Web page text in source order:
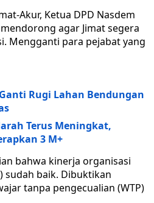
Akur, Ketua DPD Nasdem
agar Jimat segera
Mengganti para pejabat yang
Rugi Lahan Bendungan
Terus Meningkat,
3 M+
bahwa kinerja organisasi
sudah baik. Dibuktikan
tanpa pengecualian (WTP)